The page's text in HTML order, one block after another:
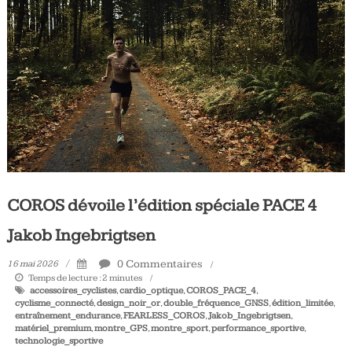
Tous
les
jours,
votre
actualité
vélo
et
triathlon
COROS dévoile l’édition spéciale PACE 4
Jakob Ingebrigtsen
16 mai 2026 0 Commentaires
Temps de lecture :2 minutes
accessoires_cyclistes,cardio_optique,COROS_PACE_4,
cyclisme_connecté,design_noir_or,double_fréquence_GNSS,édition_limitée,
entraînement_endurance,FEARLESS_COROS,Jakob_Ingebrigtsen,
matériel_premium,montre_GPS,montre_sport,performance_sportive,
technologie_sportive